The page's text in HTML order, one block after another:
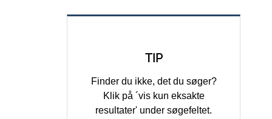
TIP
Finder du ikke, det du søger?
Klik på ´vis kun eksakte
resultater' under søgefeltet.